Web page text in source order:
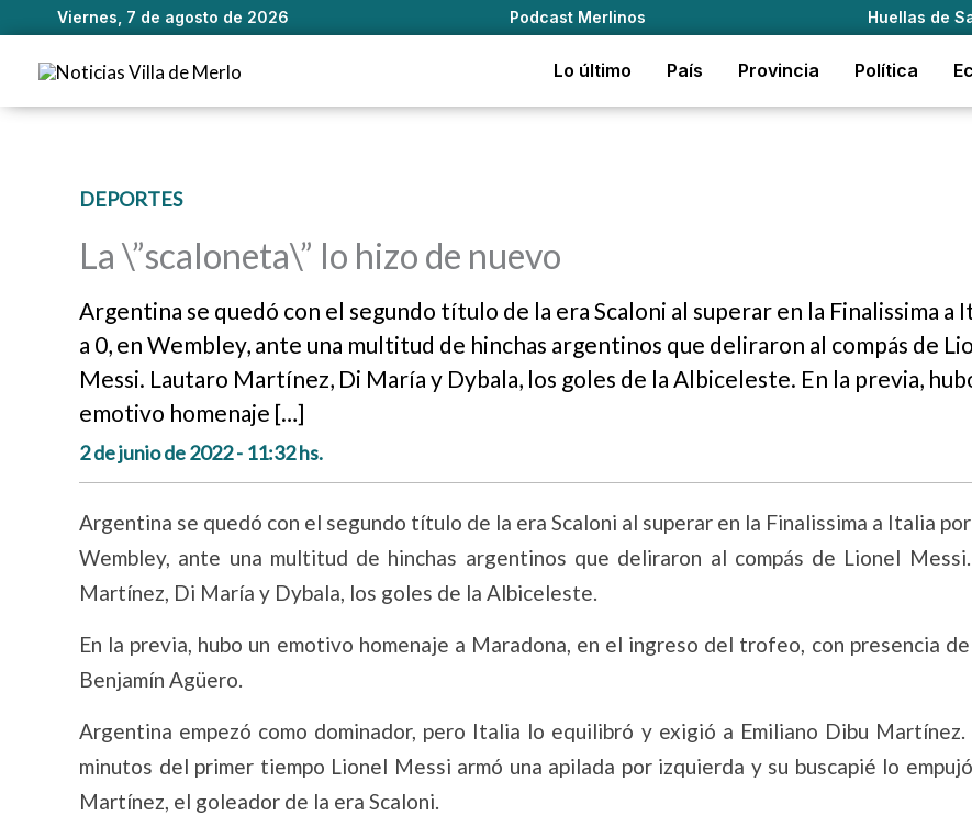
Viernes, 7 de agosto de 2026 Podcast Merlinos Huellas de
contenido
Lo último País Provincia Política
DEPORTES
La \”scaloneta\” lo hizo de nuevo
Argentina se quedó con el segundo título de la era Scaloni al superar en la Finalissima a
a 0, en Wembley, ante una multitud de hinchas argentinos que deliraron al compás de
Messi. Lautaro Martínez, Di María y Dybala, los goles de la Albiceleste. En la previa,
emotivo homenaje […]
2 de junio de 2022 - 11:32 hs.
Argentina se quedó con el segundo título de la era Scaloni al superar en la Finalissima a Italia por
Wembley, ante una multitud de hinchas argentinos que deliraron al compás de Lionel
Martínez, Di María y Dybala, los goles de la Albiceleste.
En la previa, hubo un emotivo homenaje a Maradona, en el ingreso del trofeo, con presencia
Benjamín Agüero.
Argentina empezó como dominador, pero Italia lo equilibró y exigió a Emiliano Dibu
minutos del primer tiempo Lionel Messi armó una apilada por izquierda y su buscapié lo
Martínez, el goleador de la era Scaloni.